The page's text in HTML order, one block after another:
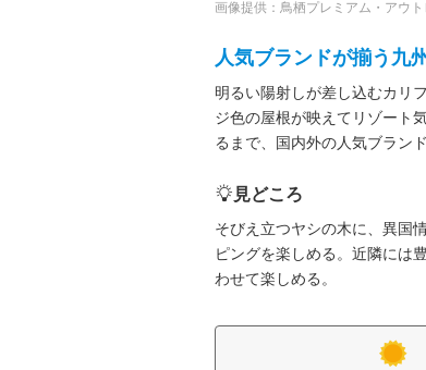
画像提供：鳥栖プレミアム・アウト
人気ブランドが揃う九
明るい陽射しが差し込むカリ
ジ色の屋根が映えてリゾート
るまで、国内外の人気ブラン
見どころ
そびえ立つヤシの木に、異国
ピングを楽しめる。近隣には
わせて楽しめる。